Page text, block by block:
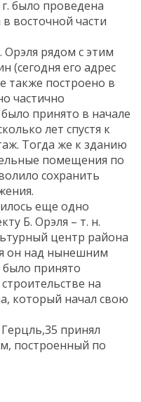
было проведена
восточной части
Орэля рядом с этим
(сегодня его адрес
также построено в
частично
принято в начале
лет спустя к
Тогда же к зданию
помещения по
сохранить
еще одно
Б. Орэля – т. н.
центр района
он над нынешним
было принято
на
который начал свою
принял
построенный по